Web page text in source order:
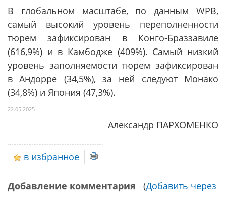
В глобальном масштабе, по данным WPB,
самый высокий уровень переполненности
тюрем зафиксирован в Конго-Браззавиле
(616,9%) и в Камбодже (409%). Самый низкий
уровень заполняемости тюрем зафиксирован
в Андорре (34,5%), за ней следуют Монако
(34,8%) и Япония (47,3%).
22.05.2025
Александр ПАРХОМЕНКО
в избранное
Добавление комментария (Добавить через